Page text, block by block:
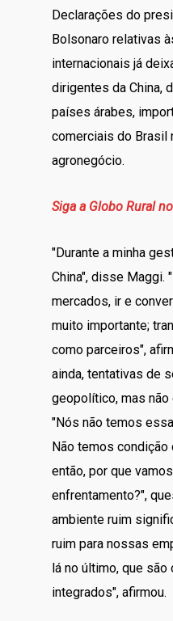
Declarações do
Bolsonaro relativas
internacionais já
dirigentes da China,
países árabes,
comerciais do Brasil
agronegócio.
Siga a Globo Rural
"Durante a minha
China", disse Maggi.
mercados, ir e
muito importante;
como parceiros",
ainda, tentativas de
geopolítico, mas não
"Nós não temos
Não temos
então, por que
enfrentamento?",
ambiente ruim
ruim para nossas
lá no último, que
integrados", afirmou.